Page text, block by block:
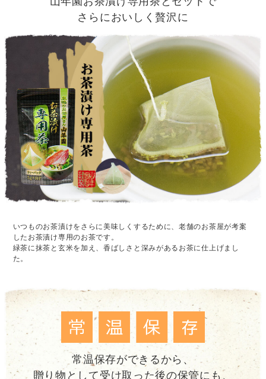
さらにおいしく贅沢に
いつものお茶漬けをさらに美味しくするために、老舗のお茶屋が考案
したお茶漬け専用のお茶です。
緑茶に抹茶と玄米を加え、香ばしさと深みがあるお茶に仕上げまし
た。
常温保存ができるから、
贈り物として受け取った後の保管にも、